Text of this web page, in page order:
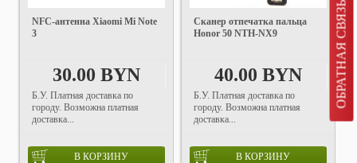
ОБРАТНАЯ СВЯЗЬ
NFC-антенна Xiaomi Mi Note
3
30.00 BYN
Б.У. Платная доставка по
городу. Возможна платная
доставка...
В КОРЗИНУ
Сканер отпечатка пальца
Honor 50 NTH-NX9
40.00 BYN
Б.У. Платная доставка по
городу. Возможна платная
доставка...
В КОРЗИНУ